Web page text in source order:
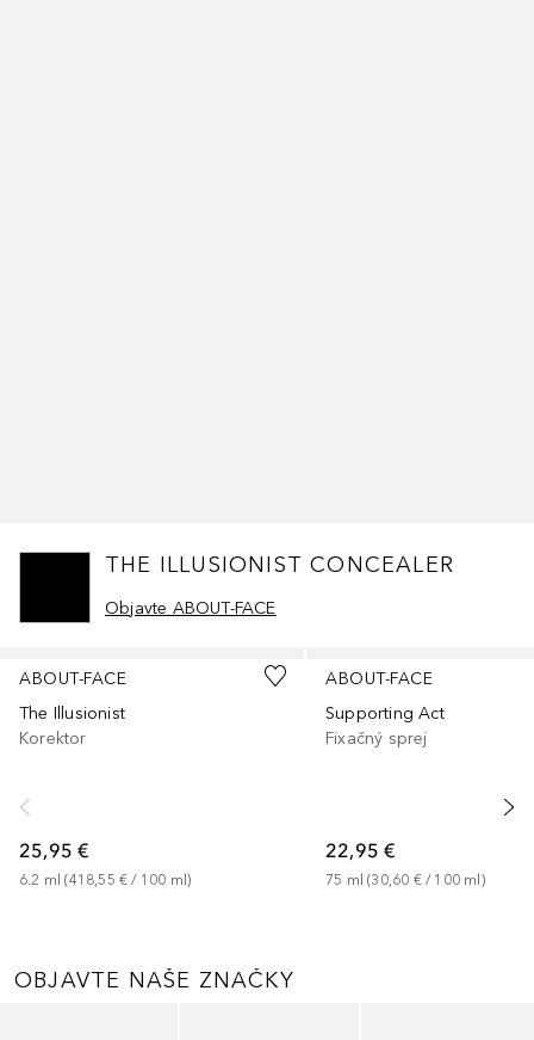
THE ILLUSIONIST CONCEALER
Objavte ABOUT-FACE
ABOUT-FACE
The Illusionist
Korektor
25,95 €
6.2 ml (418,55 € / 100 ml)
ABOUT-FACE
Supporting Act
Fixačný sprej
22,95 €
75 ml (30,60 € / 100 ml)
OBJAVTE NAŠE ZNAČKY